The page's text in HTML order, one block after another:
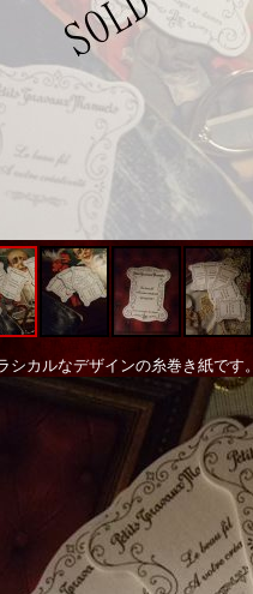
シカルなデザインの糸巻き紙です。